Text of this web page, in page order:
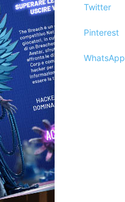
Twitter
Pinterest
WhatsApp